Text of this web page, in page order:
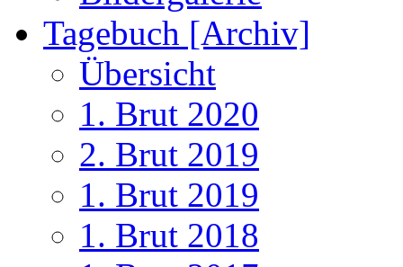
Tagebuch [Archiv]
Übersicht
1. Brut 2020
2. Brut 2019
1. Brut 2019
1. Brut 2018